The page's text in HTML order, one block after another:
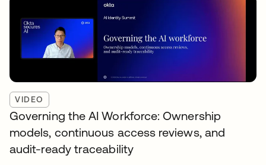
VIDEO
Governing the AI Workforce: Ownership
models, continuous access reviews, and
audit-ready traceability